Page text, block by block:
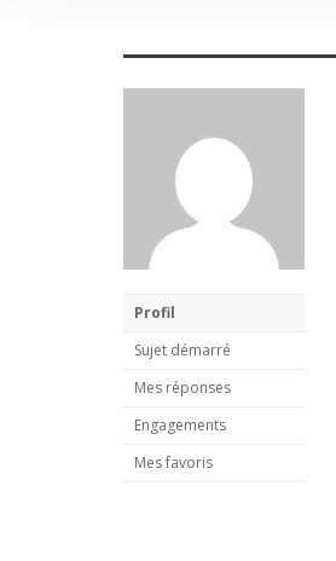
Profil
Sujet démarré
Mes réponses
Engagements
Mes favoris